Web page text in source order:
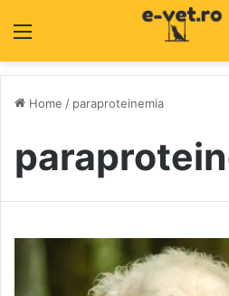
Home / paraproteinemia